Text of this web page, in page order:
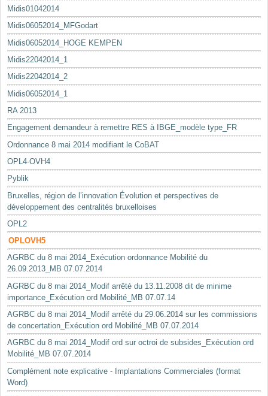
Midis01042014
Midis06052014_MFGodart
Midis06052014_HOGE KEMPEN
Midis22042014_1
Midis22042014_2
Midis06052014_1
RA 2013
Engagement demandeur à remettre RES à IBGE_modèle type_FR
Ordonnance 8 mai 2014 modifiant le CoBAT
OPL4-OVH4
Pyblik
Bruxelles, région de l’innovation Évolution et perspectives de
développement des centralités bruxelloises
OPL2
OPLOVH5
AGRBC du 8 mai 2014_Exécution ordonnance Mobilité du
26.09.2013_MB 07.07.2014
AGRBC du 8 mai 2014_Modif arrêté du 13.11.2008 dit de minime
importance_Exécution ord Mobilité_MB 07.07.14
AGRBC du 8 mai 2014_Modif arrêté du 29.06.2014 sur les commissions
de concertation_Exécution ord Mobilité_MB 07.07.2014
AGRBC du 8 mai 2014_Modif ord sur octroi de subsides_Exécution ord
Mobilité_MB 07.07.2014
Complément note explicative - Implantations Commerciales (format
Word)